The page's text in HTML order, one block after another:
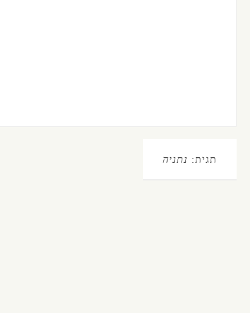
תגית: נתניה